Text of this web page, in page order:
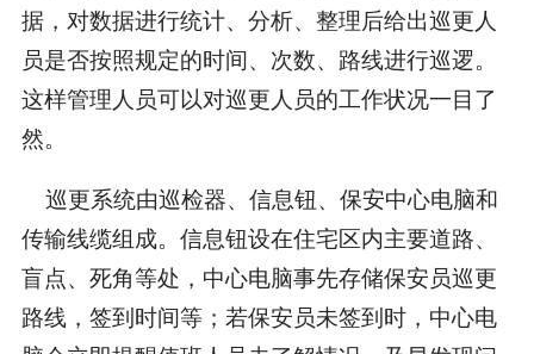
据，对数据进行统计、分析、整理后给出巡更人
员是否按照规定的时间、次数、路线进行巡逻。
这样管理人员可以对巡更人员的工作状况一目了
然。
巡更系统由巡检器、信息钮、保安中心电脑和
传输线缆组成。信息钮设在住宅区内主要道路、
盲点、死角等处，中心电脑事先存储保安员巡更
路线，签到时间等；若保安员未签到时，中心电